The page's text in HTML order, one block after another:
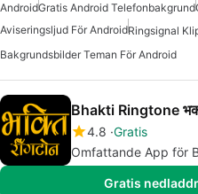
AndroidGratis Android Telefonbakgrund
Aviseringsljud För Android
Bakgrundsbilder Teman För Android
Bhakti Ringtone
4.8 Gratis
Omfattande App för
Gratis